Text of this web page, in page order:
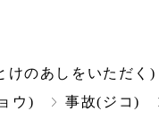
けのあしをいただく)
ウ) 事故(ジコ)